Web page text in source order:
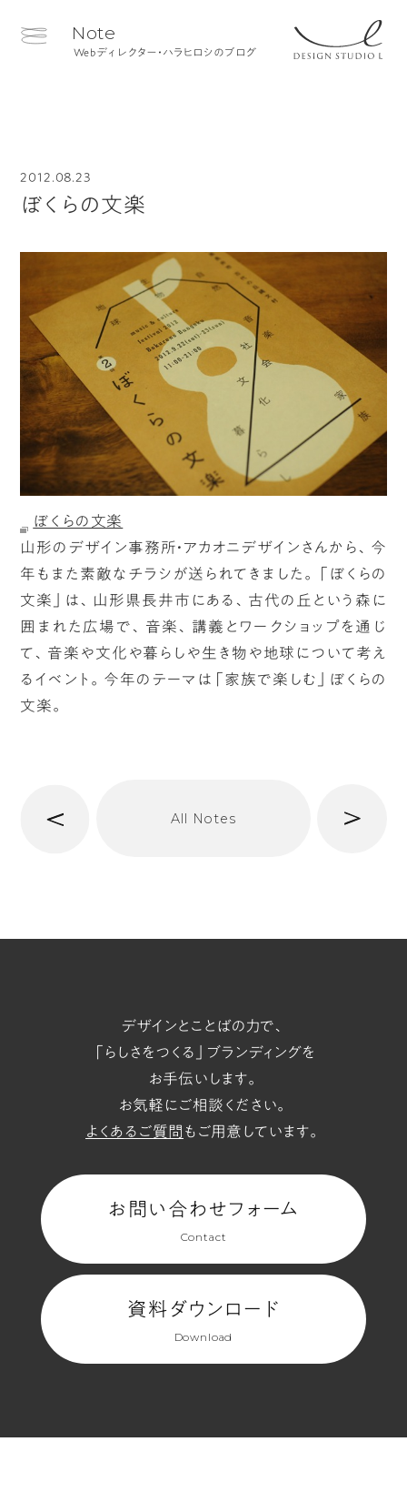
Note
Webディレクター・ハラヒロシのブログ
2012.08.23
ぼくらの文楽
ぼくらの文楽
山形のデザイン事務所・アカオニデザインさんから、今
年もまた素敵なチラシが送られてきました。「ぼくらの
文楽」は、山形県長井市にある、古代の丘という森に
囲まれた広場で、音楽、講義とワークショップを通じ
て、音楽や文化や暮らしや生き物や地球について考え
るイベント。今年のテーマは「家族で楽しむ」ぼくらの
文楽。
前 All Notes 次
デザインとことばの力で、
「らしさをつくる」ブランディングを
お手伝いします。
お気軽にご相談ください。
よくあるご質問 もご用意しています。
お問い合わせフォーム
Contact
資料ダウンロード
Download